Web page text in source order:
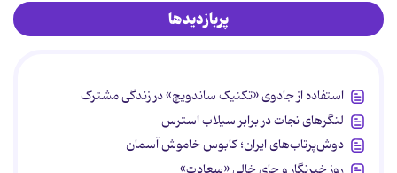
پربازدیدها
استفاده از جادوی «تکنیک ساندویچ» در زندگی مشترک
لنگرهای نجات در برابر سیلاب استرس
دوش‌پرتاب‌های ایران؛ کابوس خاموش آسمان